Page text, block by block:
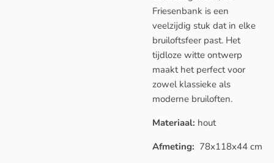
Friesenbank is een
veelzijdig stuk dat in elke
bruiloftsfeer past. Het
tijdloze witte ontwerp
maakt het perfect voor
zowel klassieke als
moderne bruiloften.
Materiaal: hout
Afmeting: 78x118x44 cm